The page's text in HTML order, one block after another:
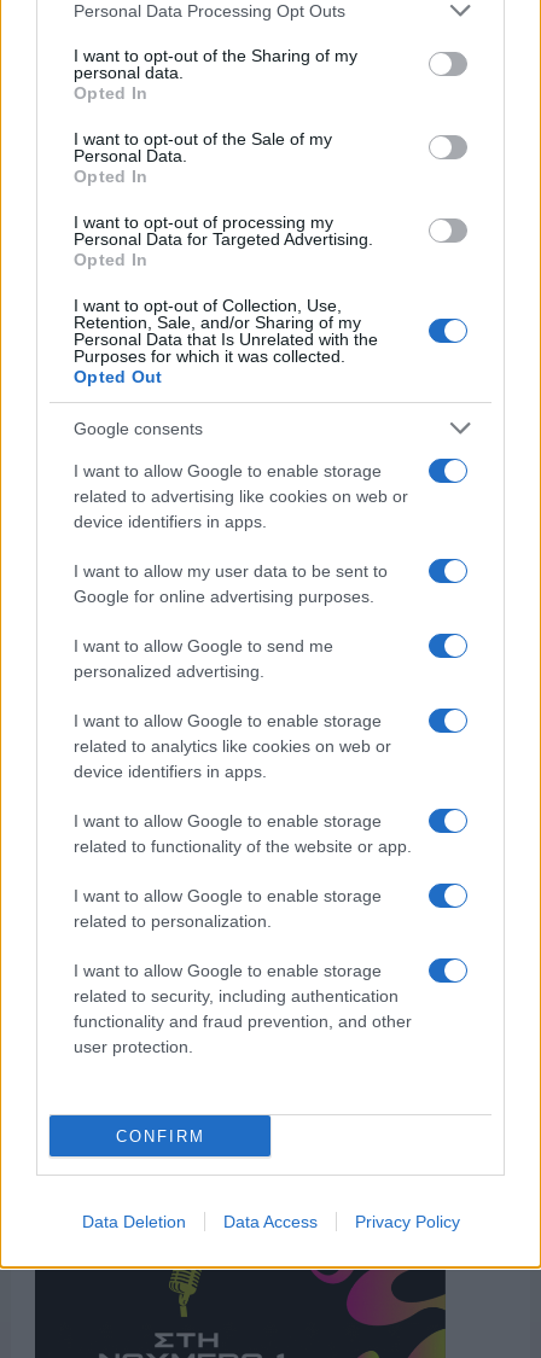
Please note that this website/app uses one or more Google
not limited to your visit or usage behaviour. You may click to
grant or deny consent to Google and its third-party tags to
use your data for below specified purposes in below Google
consent section.
Personal Data Processing Opt Outs
I want to opt-out of the Sharing of my
personal data.
Opted In
I want to opt-out of the Sale of my
Personal Data.
Opted In
I want to opt-out of processing my
Personal Data for Targeted Advertising.
Opted In
I want to opt-out of Collection, Use,
Retention, Sale, and/or Sharing of my
Personal Data that Is Unrelated with the
Purposes for which it was collected.
Opted Out
Google consents
I want to allow Google to enable storage
related to advertising like cookies on web or
device identifiers in apps.
I want to allow my user data to be sent to
Google for online advertising purposes.
I want to allow Google to send me
personalized advertising.
I want to allow Google to enable storage
related to analytics like cookies on web or
device identifiers in apps.
I want to allow Google to enable storage
related to functionality of the website or app.
I want to allow Google to enable storage
related to personalization.
I want to allow Google to enable storage
related to security, including authentication
functionality and fraud prevention, and other
user protection.
CONFIRM
Data Deletion Data Access Privacy Policy
κινητικότητα είναι συνάρτηση πολλών παραγόντων,
παρόν. Λέγεται πως ο Ιβάν Σαββίδης τα βρήκε με την
κυβέρνηση, […]